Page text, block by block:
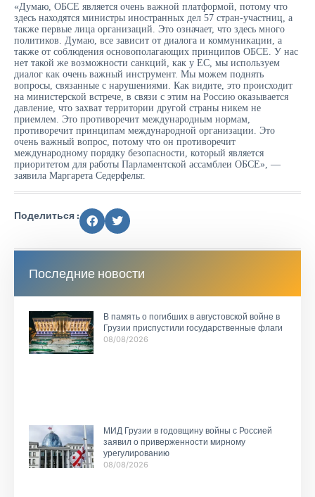
«Думаю, ОБСЕ является очень важной платформой, потому что
здесь находятся министры иностранных дел 57 стран-участниц, а
также первые лица организаций. Это означает, что здесь много
политиков. Думаю, все зависит от диалога и коммуникации, а
также от соблюдения основополагающих принципов ОБСЕ. У нас
нет такой же возможности санкций, как у ЕС, мы используем
диалог как очень важный инструмент. Мы можем поднять
вопросы, связанные с нарушениями. Как видите, это происходит
на министерской встрече, в связи с этим на Россию оказывается
давление, что захват территории другой страны никем не
приемлем. Это противоречит международным нормам,
противоречит принципам международной организации. Это
очень важный вопрос, потому что он противоречит
международному порядку безопасности, который является
приоритетом для работы Парламентской ассамблеи ОБСЕ», —
заявила Маргарета Седерфельт.
Поделиться :
Последние новости
В память о погибших в августовской войне в
Грузии приспустили государственные флаги
08/08/2026
МИД Грузии в годовщину войны с Россией
заявил о приверженности мирному
урегулированию
08/08/2026